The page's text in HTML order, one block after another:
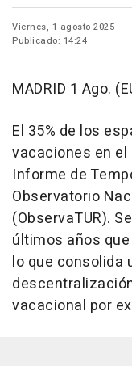
Viernes, 1 agosto 2025
Publicado: 14:24
MADRID 1 Ago.
El 35% de los
vacaciones en
Informe de
Observatorio
(ObservaTUR).
últimos años
lo que consolida
vacacional por